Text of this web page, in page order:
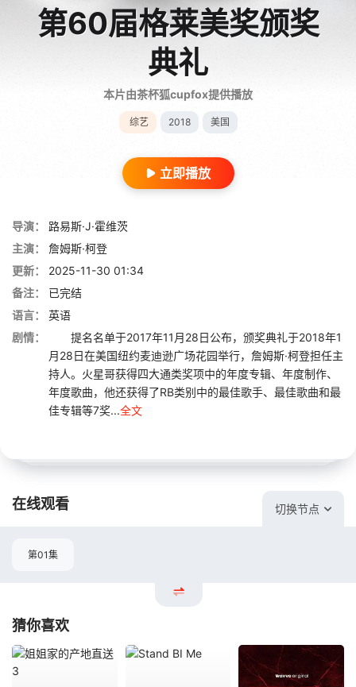
第60届格莱美奖颁奖
典礼
本片由茶杯狐cupfox提供播放
综艺 2018 美国
立即播放
导演：
路易斯·J·霍维茨
主演：
詹姆斯·柯登
更新：
2025-11-30 01:34
备注：
已完结
语言：
英语
剧情：
提名名单于2017年11月28日公布，颁奖典礼于2018年1
月28日在美国纽约麦迪逊广场花园举行，詹姆斯·柯登担任主
持人。火星哥获得四大通类奖项中的年度专辑、年度制作、
年度歌曲，他还获得了RB类别中的最佳歌手、最佳歌曲和最
佳专辑等7奖...全文
在线观看 切换节点
第01集
猜你喜欢